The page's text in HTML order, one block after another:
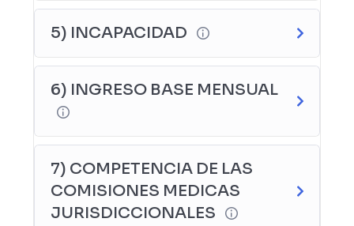
5) INCAPACIDAD
6) INGRESO BASE MENSUAL
7) COMPETENCIA DE LAS
COMISIONES MEDICAS
JURISDICCIONALES